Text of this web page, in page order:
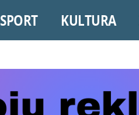
SPORT KULTURA